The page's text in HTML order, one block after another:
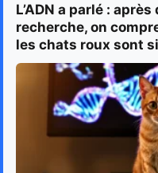
L’ADN a parlé :
recherche, on
les chats roux sont